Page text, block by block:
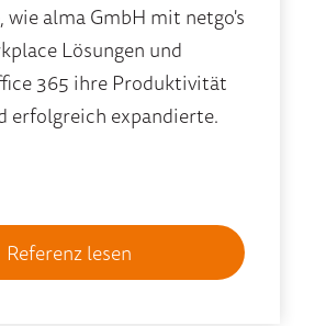
wie alma GmbH mit netgo's
Lösungen und
365 ihre Produktivität
erfolgreich expandierte.
Referenz lesen